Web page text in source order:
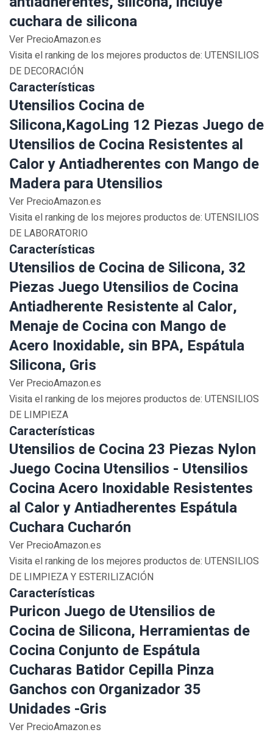
cuchara de silicona
Ver PrecioAmazon.es
Visita el ranking de los mejores productos de: UTENSILIOS
DE DECORACIÓN
Características
Utensilios Cocina de
Silicona,KagoLing 12 Piezas Juego de
Utensilios de Cocina Resistentes al
Calor y Antiadherentes con Mango de
Madera para Utensilios
Ver PrecioAmazon.es
Visita el ranking de los mejores productos de: UTENSILIOS
DE LABORATORIO
Características
Utensilios de Cocina de Silicona, 32
Piezas Juego Utensilios de Cocina
Antiadherente Resistente al Calor,
Menaje de Cocina con Mango de
Acero Inoxidable, sin BPA, Espátula
Silicona, Gris
Ver PrecioAmazon.es
Visita el ranking de los mejores productos de: UTENSILIOS
DE LIMPIEZA
Características
Utensilios de Cocina 23 Piezas Nylon
Juego Cocina Utensilios - Utensilios
Cocina Acero Inoxidable Resistentes
al Calor y Antiadherentes Espátula
Cuchara Cucharón
Ver PrecioAmazon.es
Visita el ranking de los mejores productos de: UTENSILIOS
DE LIMPIEZA Y ESTERILIZACIÓN
Características
Puricon Juego de Utensilios de
Cocina de Silicona, Herramientas de
Cocina Conjunto de Espátula
Cucharas Batidor Cepilla Pinza
Ganchos con Organizador 35
Unidades -Gris
Ver PrecioAmazon.es